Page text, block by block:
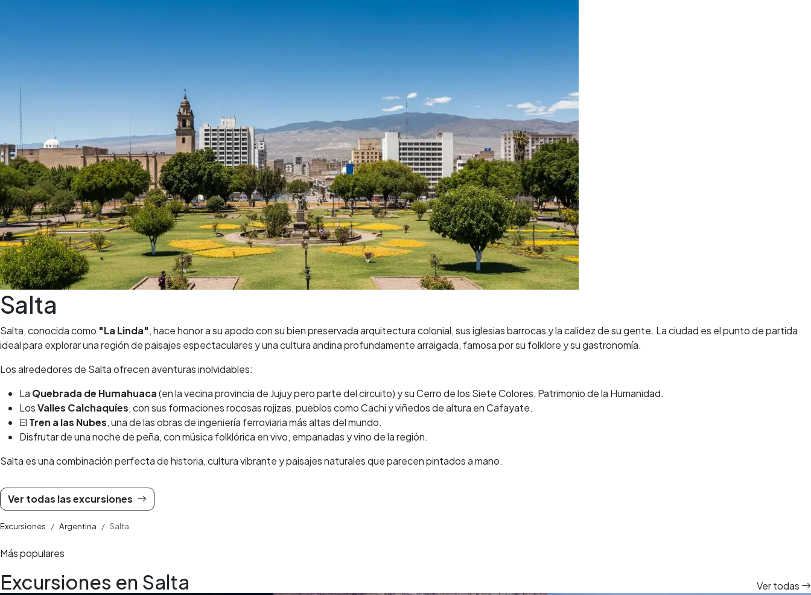
Salta
Salta, conocida como "La Linda", hace honor a su apodo con su bien preservada arquitectura colonial, sus iglesias barrocas y la calidez de su gente. La ciudad es el punto de partida
ideal para explorar una región de paisajes espectaculares y una cultura andina profundamente arraigada, famosa por su folklore y su gastronomía.
Los alrededores de Salta ofrecen aventuras inolvidables:
La Quebrada de Humahuaca(en la vecina provincia de Jujuy pero parte del circuito) y su Cerro de los Siete Colores, Patrimonio de la Humanidad.
LosValles Calchaquíes, con sus formaciones rocosas rojizas, pueblos como Cachi y viñedos de altura en Cafayate.
El Tren a las Nubes, una de las obras de ingeniería ferroviaria más altas del mundo.
Disfrutar de una noche de peña, con música folklórica en vivo, empanadas y vino de la región.
Salta es una combinación perfecta de historia, cultura vibrante y paisajes naturales que parecen pintados a mano.
Ver todas las excursiones
Excursiones Argentina Salta
Más populares
Excursiones en Salta Ver todas